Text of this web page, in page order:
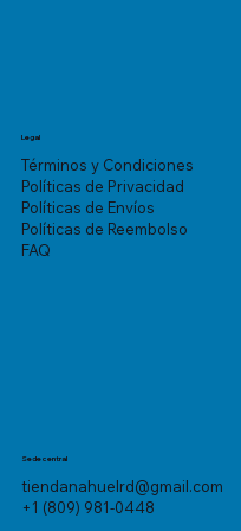
Legal
Términos y Condiciones
Políticas de Privacidad
Políticas de Envíos
Políticas de Reembolso
FAQ
Sede central
tiendanahuelrd@gmail.com
+1 (809) 981-0448